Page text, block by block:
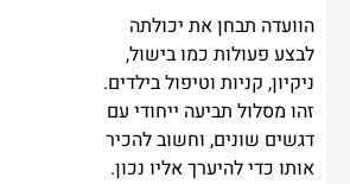
הוועדה תבחן את יכולתה
לבצע פעולות כמו בישול,
ניקיון, קניות וטיפול בילדים.
זהו מסלול תביעה ייחודי עם
דגשים שונים, וחשוב להכיר
אותו כדי להיערך אליו נכון.